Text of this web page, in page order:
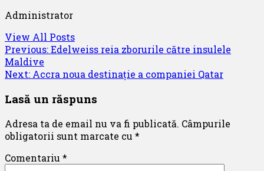
Administrator
View All Posts
Post
navigation
Previous:Edelweiss reia zborurile către insulele
Maldive
Next: Accra noua destinație a companiei Qatar
Lasă un răspuns
Adresa ta de email nu va fi publicată. Câmpurile
obligatorii sunt marcate cu *
Comentariu *